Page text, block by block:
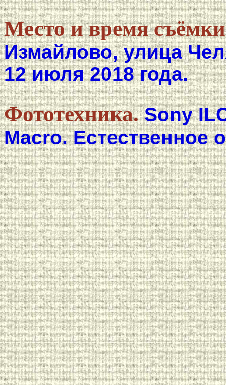
Место и время
Измайлово, улица
12 июля 2018 года.
Фототехника.Sony
Macro. Естественное